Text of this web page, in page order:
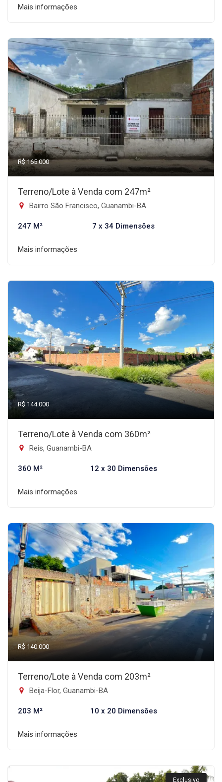
Mais informações
R$ 165.000
Terreno/Lote à Venda com 247m²
Bairro São Francisco, Guanambi-BA
247 M² 7 x 34 Dimensões
Mais informações
R$ 144.000
Terreno/Lote à Venda com 360m²
Reis, Guanambi-BA
360 M² 12 x 30 Dimensões
Mais informações
R$ 140.000
Terreno/Lote à Venda com 203m²
Beija-Flor, Guanambi-BA
203 M² 10 x 20 Dimensões
Mais informações
Exclusivo